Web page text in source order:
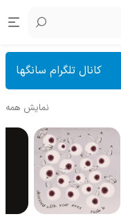
کانال تلگرام سانگها
نمایش همه